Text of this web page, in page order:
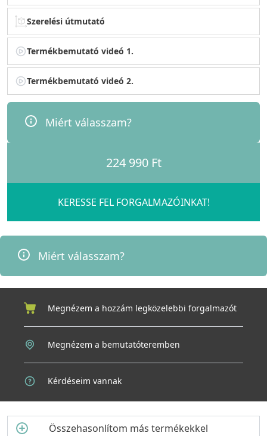
Szerelési útmutató
Termékbemutató videó 1.
Termékbemutató videó 2.
Miért válasszam?
224 990 Ft
KERESSE FEL FORGALMAZÓINKAT!
Miért válasszam?
Megnézem a hozzám legközelebbi forgalmazót
Megnézem a bemutatóteremben
Kérdéseim vannak
Összehasonlítom más termékekkel